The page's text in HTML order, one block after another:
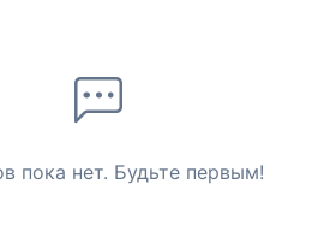
пока нет. Будьте первым!